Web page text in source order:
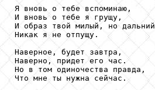
Я вновь о тебе вспоминаю,
И вновь о тебе я грущу,
И образ твой милый, но дальний
Никак я не отпущу.
Наверное, будет завтра,
Наверно, придет его час.
Но в том одиночества правда,
Что мне ты нужна сейчас.